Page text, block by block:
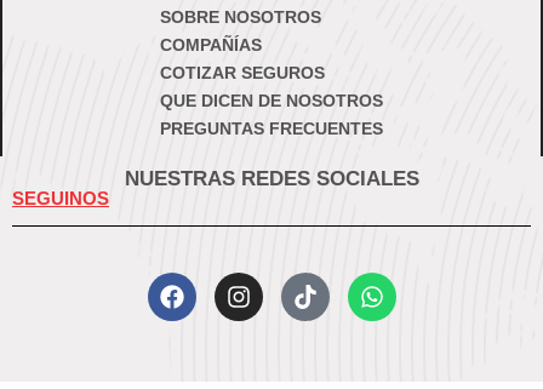
SOBRE NOSOTROS
COMPAÑÍAS
COTIZAR SEGUROS
QUE DICEN DE NOSOTROS
PREGUNTAS FRECUENTES
NUESTRAS REDES SOCIALES
SEGUINOS